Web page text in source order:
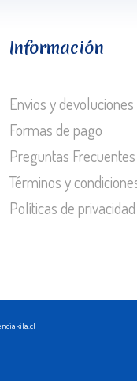
Información
Envios y devoluciones
Formas de pago
Preguntas Frecuentes
Términos y
Políticas de privacidad